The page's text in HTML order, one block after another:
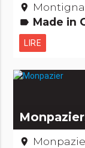
place
label Made in
LIRE
place